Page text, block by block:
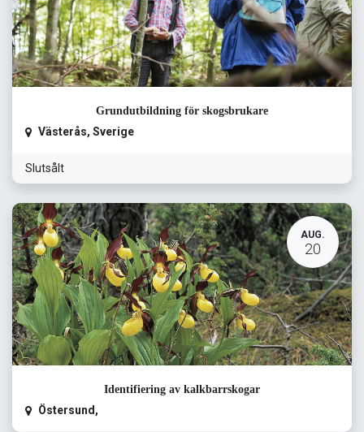
Grundutbildning för skogsbrukare
Västerås, Sverige
Slutsålt
AUG.
20
Identifiering av kalkbarrskogar
Östersund ,